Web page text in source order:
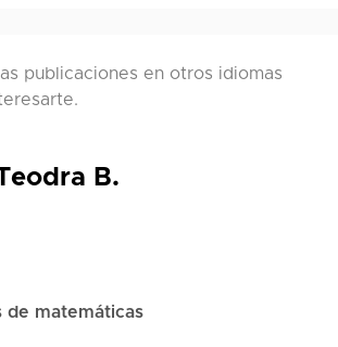
publicaciones en otros idiomas
B.
de matemáticas